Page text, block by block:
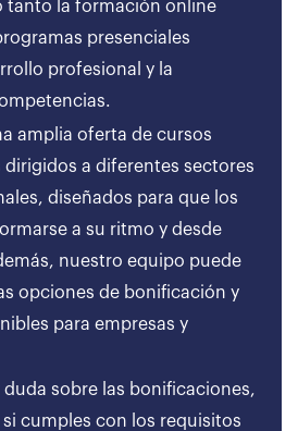
tanto la formación online
presenciales
profesional y la
amplia oferta de cursos
a diferentes sectores
diseñados para que los
a su ritmo y desde
nuestro equipo puede
opciones de bonificación y
para empresas y
sobre las bonificaciones,
cumples con los requisitos